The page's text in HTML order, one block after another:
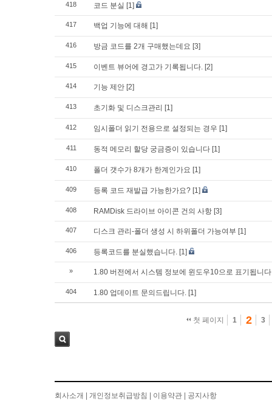
418 코드 분실 [1]
417 백업 기능에 대해 [1]
416 방금 코드를 2개 구매했는데요 [3]
415 이벤트 뷰어에 경고가 기록됩니다. [2]
414 기능 제안 [2]
413 초기화 및 디스크관리 [1]
412 임시폴더 읽기 전용으로 설정되는 경우 [1]
411 동적 메모리 할당 궁금증이 있습니다 [1]
410 폴더 갯수가 8개가 한계인가요 [1]
409 등록 코드 재발급 가능한가요? [1]
408 RAMDisk 드라이브 아이콘 건의 사항 [3]
407 디스크 관리-폴더 생성 시 하위폴더 가능여부 [1]
406 등록코드를 분실했습니다. [1]
» 1.80 버전에서 시스템 정보에 윈도우10으로 표기됩니
404 1.80 업데이트 문의드립니다. [1]
첫 페이지 1 2 3
회사소개 개인정보취급방침 이용약관 공지사항